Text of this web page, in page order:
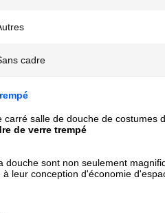
cadre
carré salle de douche de costumes
de verre trempé
douche sont non seulement
leur conception d'économie